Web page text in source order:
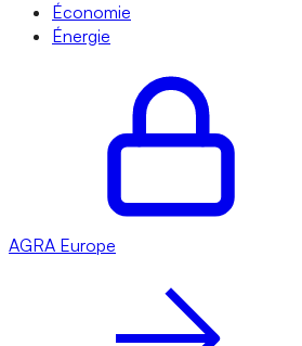
Économie
Énergie
AGRA Europe